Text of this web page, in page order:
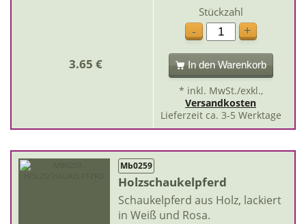
3.65 €
Stückzahl
-
+
In den Warenkorb
* inkl. MwSt./exkl.,
Versandkosten
Lieferzeit ca. 3-5 Werktage
Mb0259
Holzschaukelpferd
Schaukelpferd aus Holz, lackiert
in Weiß und Rosa.